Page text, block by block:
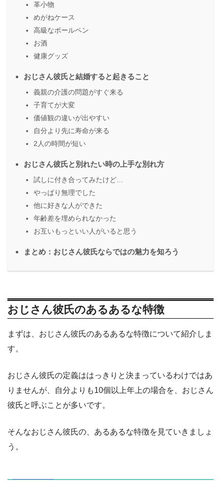
革小物
めがねケース
高級なボールペン
お酒
健康グッズ
おじさん彼氏と結婚すると起きること
義親の介護の問題がすぐ来る
子育てが大変
価値観の違いが出やすい
自分より先に寿命が来る
2人の時間が短い
おじさん彼氏と別れたい時の上手な別れ方
試しに付き合ってみたけど…
やっぱり無理でした
他に好きな人ができた
年齢差を埋められなかった
お互いもっといい人がいると思う
まとめ：おじさん彼氏ならではの魅力を知ろう
おじさん彼氏のあるあるな特徴
まずは、おじさん彼氏のあるあるな特徴について紹介しま
す。
おじさん彼氏の定義ははっきりと決まっているわけではあ
りませんが、自分よりも10個以上年上の場合を、おじさん
彼氏と呼ぶことが多いです。
そんなおじさん彼氏の、あるあるな特徴を見ていきましょ
う。